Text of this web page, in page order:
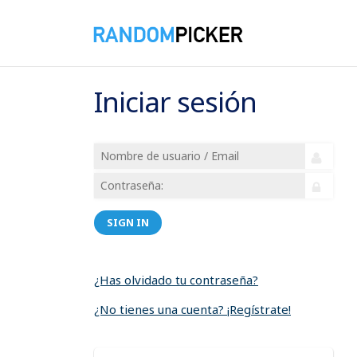
Iniciar sesión
SIGN IN
¿Has olvidado tu contraseña?
¿No tienes una cuenta? ¡Regístrate!